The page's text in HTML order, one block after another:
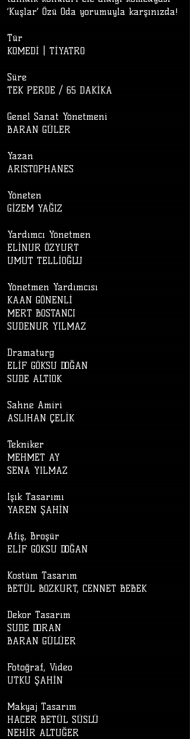
‘Kuşlar’ Özü Oda yorumuyla karşınızda!
Tür
KOMEDİ | TİYATRO
Süre
TEK PERDE / 65 DAKİKA
Genel Sanat Yönetmeni
BARAN GÜLER
Yazan
ARISTOPHANES
Yöneten
GİZEM YAĞIZ
Yardımcı Yönetmen
ELİNUR ÖZYURT
UMUT TELLİOĞLU
Yönetmen Yardımcısı
KAAN GÖNENLİ
MERT BOSTANCI
SUDENUR YILMAZ
Dramaturg
ELİF GÖKSU DOĞAN
SUDE ALTIOK
Sahne Amiri
ASLIHAN ÇELİK
Tekniker
MEHMET AY
SENA YILMAZ
Işık Tasarımı
YAREN ŞAHİN
Afiş, Broşür
ELİF GÖKSU DOĞAN
Kostüm Tasarım
BETÜL BOZKURT, CENNET BEBEK
Dekor Tasarım
SUDE DORAN
BARAN GÜLÜER
Fotoğraf, Video
UTKU ŞAHİN
Makyaj Tasarım
HACER BETÜL SÜSLÜ
NEHİR ALTUĞER